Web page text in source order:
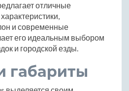
отличные
и современные
его идеальным выбором
и городской езды.
габариты